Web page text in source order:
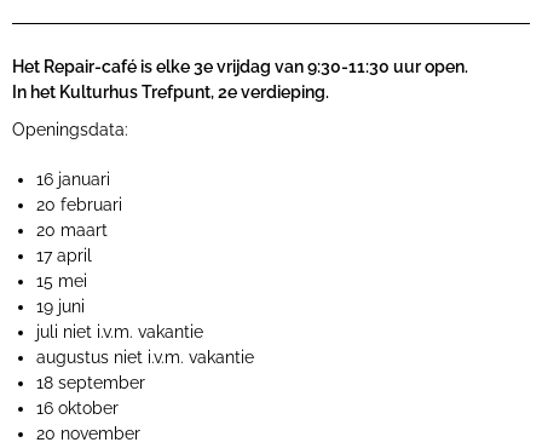
Het Repair-café is elke 3e vrijdag van 9:30-11:30 uur open.
In het Kulturhus Trefpunt, 2e verdieping.
Openingsdata:
16 januari
20 februari
20 maart
17 april
15 mei
19 juni
juli niet i.v.m. vakantie
augustus niet i.v.m. vakantie
18 september
16 oktober
20 november